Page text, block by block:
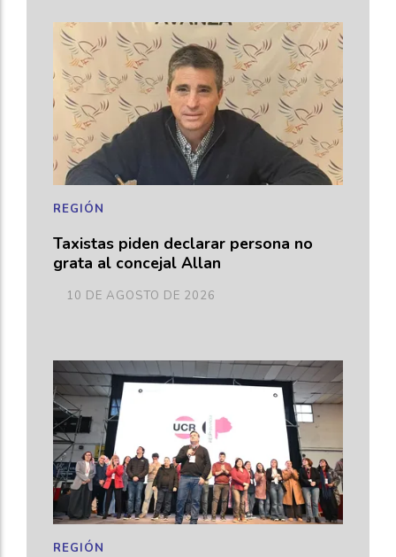
Taxistas piden declarar persona no
grata al concejal Allan
REGIÓN
10 DE AGOSTO DE 2026
REGIÓN